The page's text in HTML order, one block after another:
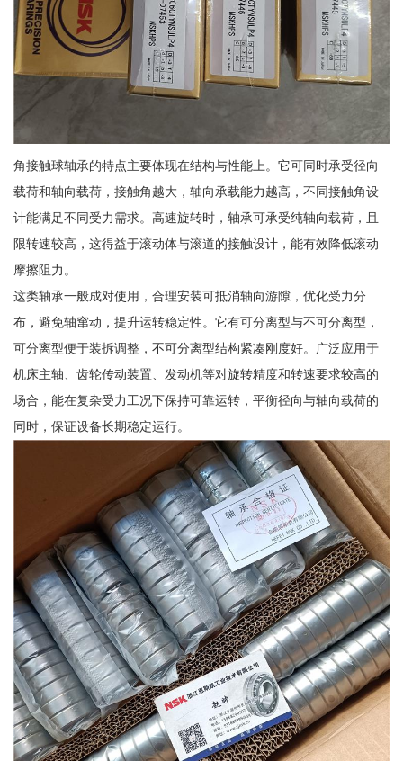
角接触球轴承的特点主要体现在结构与性能上。它可同时承受径向
载荷和轴向载荷，接触角越大，轴向承载能力越高，不同接触角设
计能满足不同受力需求。高速旋转时，轴承可承受纯轴向载荷，且
限转速较高，这得益于滚动体与滚道的接触设计，能有效降低滚动
摩擦阻力。
这类轴承一般成对使用，合理安装可抵消轴向游隙，优化受力分
布，避免轴窜动，提升运转稳定性。它有可分离型与不可分离型，
可分离型便于装拆调整，不可分离型结构紧凑刚度好。广泛应用于
机床主轴、齿轮传动装置、发动机等对旋转精度和转速要求较高的
场合，能在复杂受力工况下保持可靠运转，平衡径向与轴向载荷的
同时，保证设备长期稳定运行。